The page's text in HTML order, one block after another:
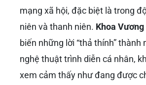
mạng xã hội, đặc biệt là trong
niên và thanh niên. Khoa Vương
biến những lời “thả thính” thành
nghệ thuật trình diễn cá nhân,
xem cảm thấy như đang được